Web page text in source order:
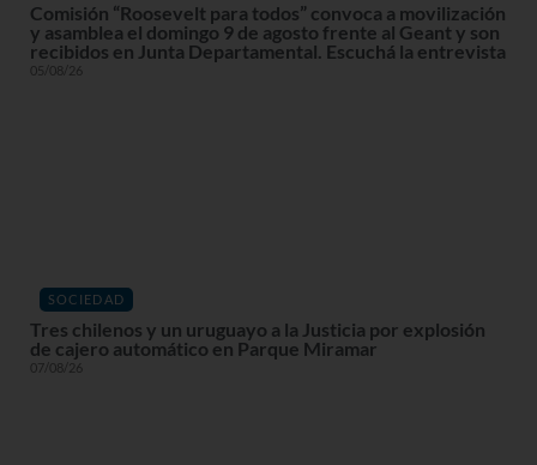
Comisión “Roosevelt para todos” convoca a movilización
y asamblea el domingo 9 de agosto frente al Geant y son
recibidos en Junta Departamental. Escuchá la entrevista
05/08/26
SOCIEDAD
Tres chilenos y un uruguayo a la Justicia por explosión
de cajero automático en Parque Miramar
07/08/26